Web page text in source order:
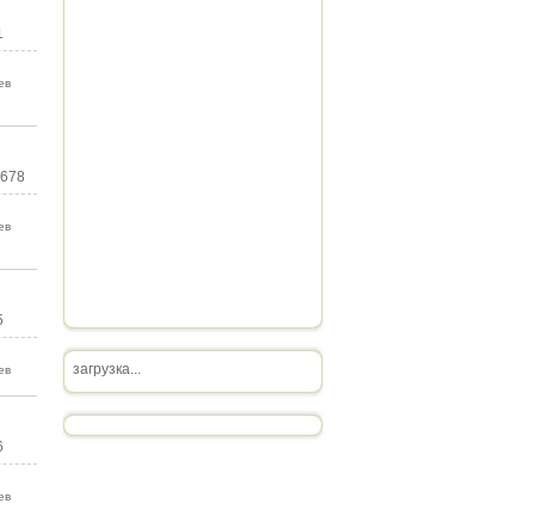
загрузка...